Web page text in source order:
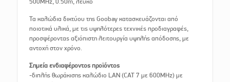
Τα καλώδια δικτύου της Goobay κατασκευάζονται από
ποιοτικά υλικά, με τις υψηλότερες τεχνικές προδιαγραφές,
προσφέροντας αξιόπιστη λειτουργία υψηλής απόδοσης, με
αντοχή στον χρόνο.
Σημεία ενδιαφέροντος προϊόντος
-διπλής θωράκισης καλώδιο LAN (CAT 7 με 600MHz) με